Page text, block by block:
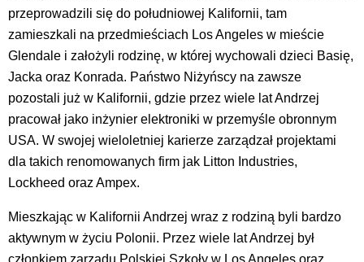
przeprowadzili się do południowej Kalifornii, tam
zamieszkali na przedmieściach Los Angeles w mieście
Glendale i założyli rodzinę, w której wychowali dzieci Basię,
Jacka oraz Konrada. Państwo Niżyńscy na zawsze
pozostali już w Kalifornii, gdzie przez wiele lat Andrzej
pracował jako inżynier elektroniki w przemyśle obronnym
USA. W swojej wieloletniej karierze zarządzał projektami
dla takich renomowanych firm jak Litton Industries,
Lockheed oraz Ampex.
Mieszkając w Kalifornii Andrzej wraz z rodziną byli bardzo
aktywnym w życiu Polonii. Przez wiele lat Andrzej był
członkiem zarządu Polskiej Szkoły w Los Angeles oraz